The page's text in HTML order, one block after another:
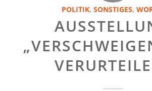
POLITIK,SONSTIGES,